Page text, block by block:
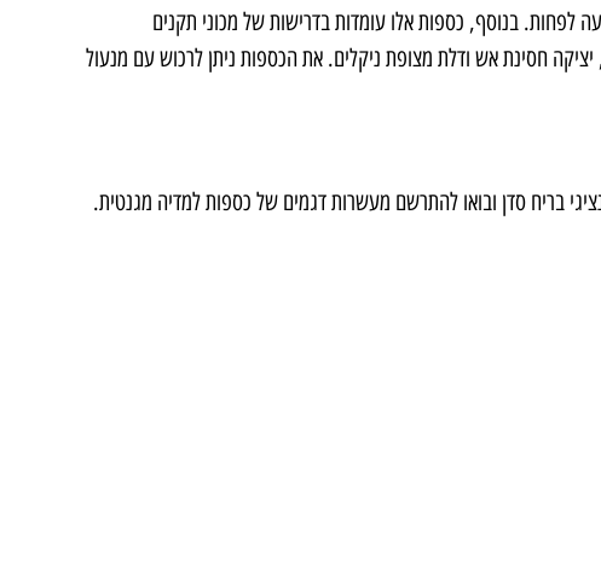
בנוסף, כספות אלו עומדות בדרישות של מכוני תקנים
חסינת אש ודלת מצופת ניקלים. את הכספות ניתן לרכוש עם מנעול
בריח סדן ובואו להתרשם מעשרות דגמים של כספות למדיה מגנטית.